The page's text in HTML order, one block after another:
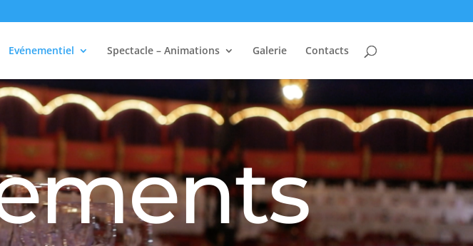
Evénementiel Spectacle – Animations Galerie Contacts